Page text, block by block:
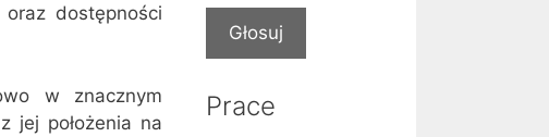
dostępności
w znacznym
jej położenia na
Prace